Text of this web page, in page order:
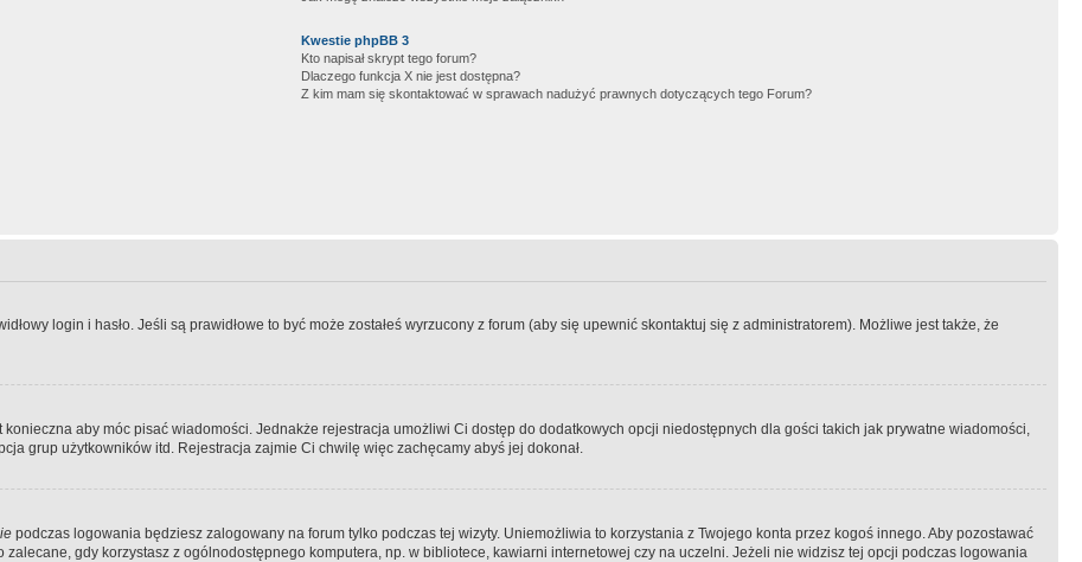
Kwestie phpBB 3
Kto napisał skrypt tego forum?
Dlaczego funkcja X nie jest dostępna?
Z kim mam się skontaktować w sprawach nadużyć prawnych dotyczących tego Forum?
login i hasło. Jeśli są prawidłowe to być może zostałeś wyrzucony z forum (aby się upewnić skontaktuj się z administratorem). Możliwe jest także, że
aby móc pisać wiadomości. Jednakże rejestracja umożliwi Ci dostęp do dodatkowych opcji niedostępnych dla gości takich jak prywatne wiadomości,
grup użytkowników itd. Rejestracja zajmie Ci chwilę więc zachęcamy abyś jej dokonał.
podczas logowania będziesz zalogowany na forum tylko podczas tej wizyty. Uniemożliwia to korzystania z Twojego konta przez kogoś innego. Aby pozostawać
gdy korzystasz z ogólnodostępnego komputera, np. w bibliotece, kawiarni internetowej czy na uczelni. Jeżeli nie widzisz tej opcji podczas logowania